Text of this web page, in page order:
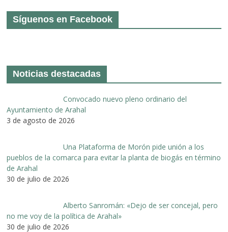
Síguenos en Facebook
Noticias destacadas
Convocado nuevo pleno ordinario del
Ayuntamiento de Arahal
3 de agosto de 2026
Una Plataforma de Morón pide unión a los
pueblos de la comarca para evitar la planta de biogás en término
de Arahal
30 de julio de 2026
Alberto Sanromán: «Dejo de ser concejal, pero
no me voy de la política de Arahal»
30 de julio de 2026